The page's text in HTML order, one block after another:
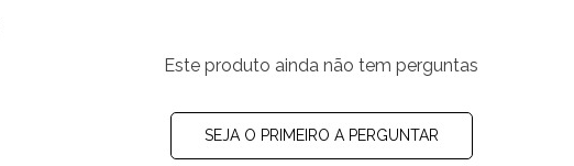
Este produto ainda não tem perguntas
SEJA O PRIMEIRO A PERGUNTAR